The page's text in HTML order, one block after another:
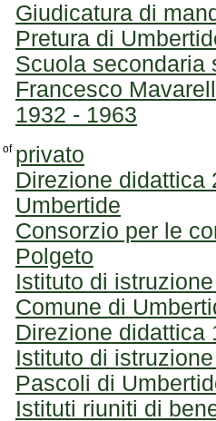
Giudicatura di
Pretura di
1932 - 1963
of privato
Umbertide
Polgeto
Istituto di
Comune di
Direzione didattica
Pascoli di